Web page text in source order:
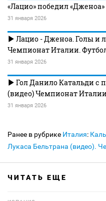
«Лацио» победил
31 января 2026
Лацио - Дженоа. Голы и
Чемпионат Италии.
31 января 2026
Гол Данило Катальди с
(видео) Чемпионат
31 января 2026
Ранее в рубрике Италия:
Лукаса Бельтрана (видео).
ЧИТАТЬ ЕЩЕ